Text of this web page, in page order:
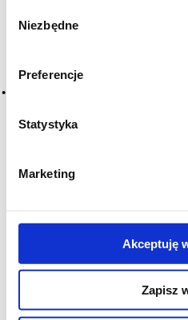
zgody
Niezbędne
Preferencje
Statystyka
Marketing
Akceptuję
Zapisz
Kopke Porto